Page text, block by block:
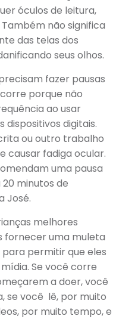
óculos de leitura,
não significa
das telas dos
seus olhos.
fazer pausas
porque não
ao usar
digitais.
ou outro trabalho
causar fadiga ocular.
uma pausa
minutos de
José.
melhores
fornecer uma muleta
permitir que eles
Se você corre
a doer, você
se você lê, por muito
por muito tempo, e